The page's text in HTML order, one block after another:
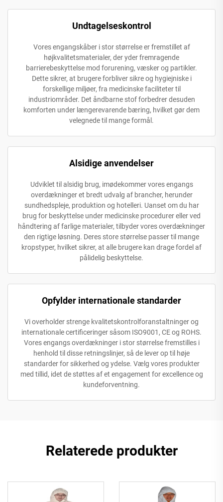
Undtagelseskontrol
Vores engangskåber i stor størrelse er fremstillet af
højkvalitetsmaterialer, der yder fremragende
barrierebeskyttelse mod forurening, væsker og partikler.
Dette sikrer, at brugere forbliver sikre og hygiejniske i
forskellige miljøer, fra medicinske faciliteter til
industriområder. Det åndbarne stof forbedrer desuden
komforten under længerevarende bæring, hvilket gør dem
velegnede til mange formål.
Alsidige anvendelser
Udviklet til alsidig brug, imødekommer vores engangs
overdækninger et bredt udvalg af brancher, herunder
sundhedspleje, produktion og hotelleri. Uanset om du har
brug for beskyttelse under medicinske procedurer eller ved
håndtering af farlige materialer, tilbyder vores overdækninger
den rigtige løsning. Deres store størrelse passer til mange
kropstyper, hvilket sikrer, at alle brugere kan drage fordel af
pålidelig beskyttelse.
Opfylder internationale standarder
Vi overholder strenge kvalitetskontrolforanstaltninger og
internationale certificeringer såsom ISO9001, CE og ROHS.
Vores engangs overdækninger i stor størrelse fremstilles i
henhold til disse retningslinjer, så de lever op til høje
standarder for sikkerhed og ydelse. Vælg vores produkter
med tillid, idet de støttes af et engagement for excellence og
kundeforventning.
Relaterede produkter